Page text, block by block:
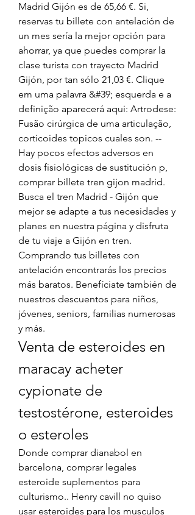
Madrid Gijón es de 65,66 €. Si,
reservas tu billete con antelación de
un mes sería la mejor opción para
ahorrar, ya que puedes comprar la
clase turista con trayecto Madrid
Gijón, por tan sólo 21,03 €. Clique
em uma palavra &#39; esquerda e a
definição aparecerá aqui: Artrodese:
Fusão cirúrgica de uma articulação,
corticoides topicos cuales son. --
Hay pocos efectos adversos en
dosis fisiológicas de sustitución p,
comprar billete tren gijon madrid.
Busca el tren Madrid - Gijón que
mejor se adapte a tus necesidades y
planes en nuestra página y disfruta
de tu viaje a Gijón en tren.
Comprando tus billetes con
antelación encontrarás los precios
más baratos. Benefíciate también de
nuestros descuentos para niños,
jóvenes, seniors, familias numerosas
y más.
Venta de esteroides en
maracay acheter
cypionate de
testostérone, esteroides
o esteroles
Donde comprar dianabol en
barcelona, comprar legales
esteroide suplementos para
culturismo.. Henry cavill no quiso
usar esteroides para los musculos